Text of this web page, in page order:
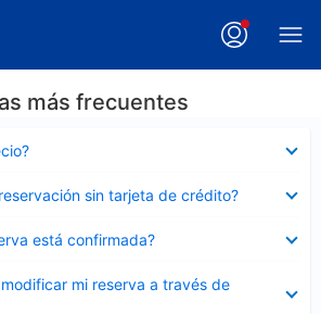
más frecuentes
sin tarjeta de crédito?
está confirmada?
mi reserva a través de